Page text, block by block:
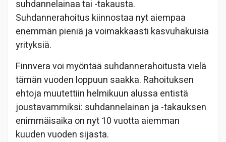
suhdannelainaa tai -takausta.
Suhdannerahoitus kiinnostaa nyt aiempaa
enemmän pieniä ja voimakkaasti kasvuhakuisia
yrityksiä.
Finnvera voi myöntää suhdannerahoitusta vielä
tämän vuoden loppuun saakka. Rahoituksen
ehtoja muutettiin helmikuun alussa entistä
joustavammiksi: suhdannelainan ja -takauksen
enimmäisaika on nyt 10 vuotta aiemman
kuuden vuoden sijasta.